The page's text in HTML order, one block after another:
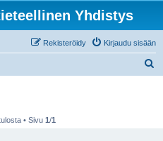
Yhdistys
Kirjaudu sisään
Rekisteröidy
• Sivu 1/1